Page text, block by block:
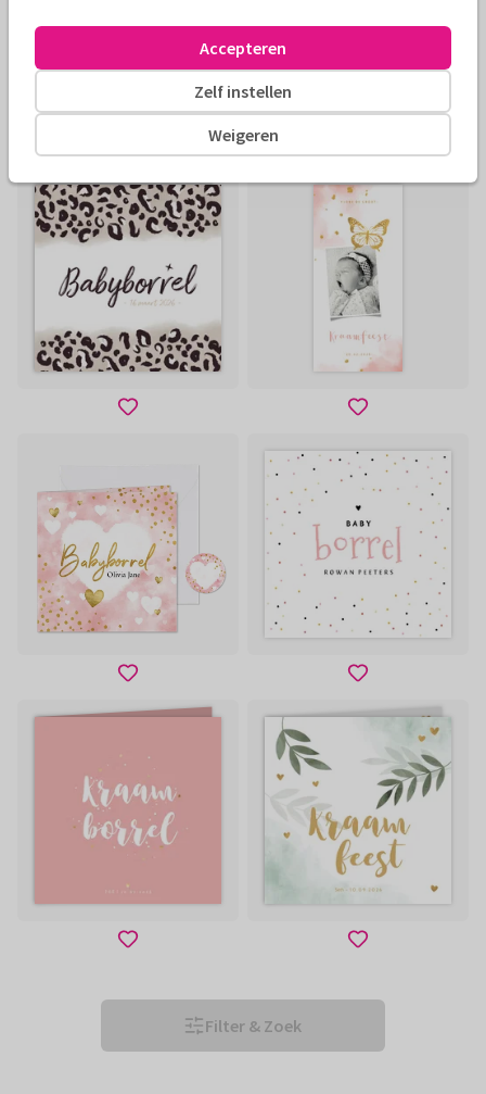
Foliedruk
Filter & Zoek
Weigeren
Zelf instellen
Accepteren